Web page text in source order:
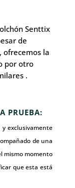
Senttix
de
ofrecemos la
por otro
.
PRUEBA:
exclusivamente
de una
mismo momento
que esta está